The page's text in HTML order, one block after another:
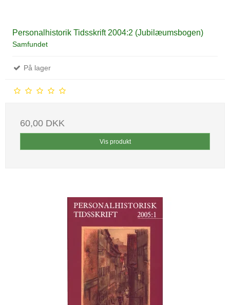
Personalhistorik Tidsskrift 2004:2 (Jubilæumsbogen)
Samfundet
På lager
60,00 DKK
Vis produkt